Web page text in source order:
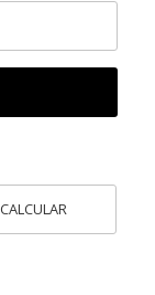
CALCULAR